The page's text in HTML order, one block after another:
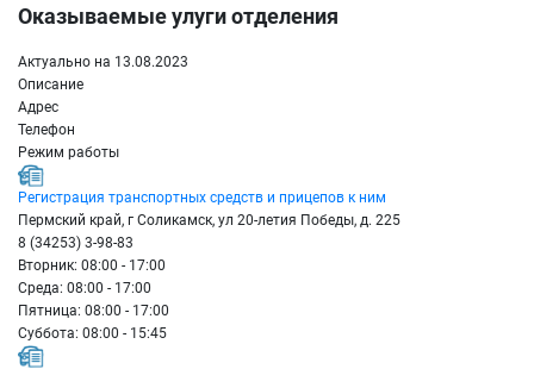
Оказываемые улуги отделения
Актуально на 13.08.2023
Описание
Адрес
Телефон
Режим работы
Регистрация транспортных средств и прицепов к ним
Пермский край, г Соликамск, ул 20-летия Победы, д. 225
8 (34253) 3-98-83
Вторник: 08:00 - 17:00
Среда: 08:00 - 17:00
Пятница: 08:00 - 17:00
Суббота: 08:00 - 15:45